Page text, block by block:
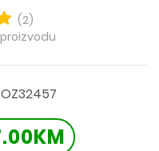
(2)